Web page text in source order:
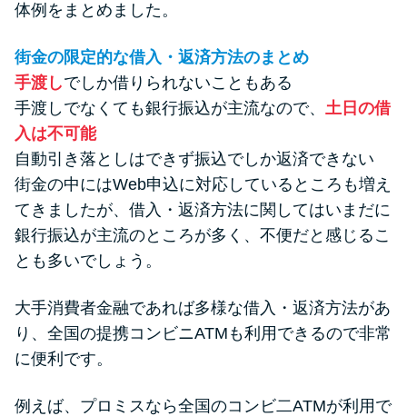
体例をまとめました。
街金の限定的な借入・返済方法のまとめ
手渡しでしか借りられないこともある
手渡しでなくても銀行振込が主流なので、 土日の借
入は不可能
自動引き落としはできず振込でしか返済できない
街金の中にはWeb申込に対応しているところも増え
てきましたが、借入・返済方法に関してはいまだに
銀行振込が主流のところが多く、不便だと感じるこ
とも多いでしょう。
大手消費者金融であれば多様な借入・返済方法があ
り、全国の提携コンビニATMも利用できるので非常
に便利です。
例えば、プロミスなら全国のコンビ二ATMが利用で